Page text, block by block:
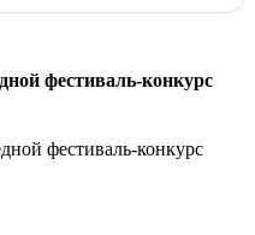
фестиваль-конкурс